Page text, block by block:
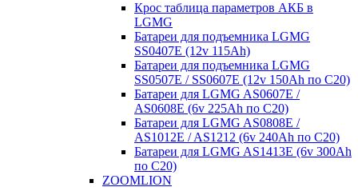
Крос таблица параметров АКБ в
LGMG
Батареи для подъемника LGMG
SS0407E (12v 115Ah)
Батареи для подъемника LGMG
SS0507E / SS0607E (12v 150Ah по С20)
Батареи для LGMG AS0607E /
AS0608E (6v 225Ah по С20)
Батареи для LGMG AS0808E /
AS1012E / AS1212 (6v 240Ah по С20)
Батареи для LGMG AS1413E (6v 300Ah
по С20)
ZOOMLION